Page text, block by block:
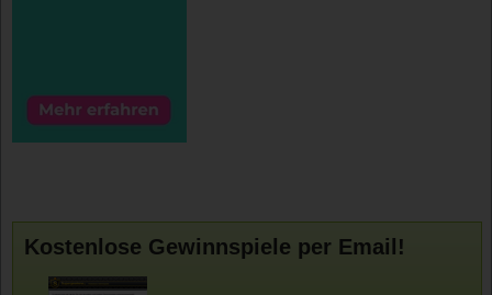
Kostenlose Gewinnspiele per Email!